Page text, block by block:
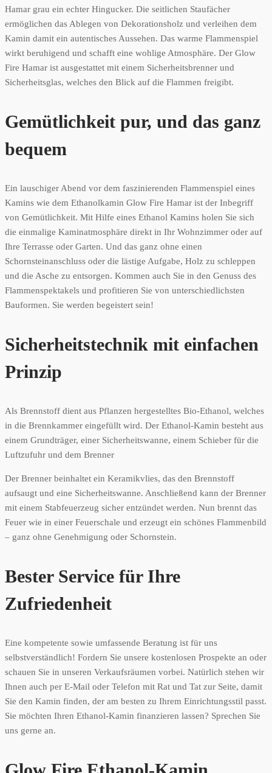
Hamar grau ein echter Hingucker. Die seitlichen Staufächer
ermöglichen das Ablegen von Dekorationsholz und verleihen dem
Kamin damit ein autentisches Aussehen. Das warme Flammenspiel
wirkt beruhigend und schafft eine wohlige Atmosphäre. Der Glow
Fire Hamar ist ausgestattet mit einem Sicherheitsbrenner und
Sicherheitsglas, welches den Blick auf die Flammen freigibt.
Gemütlichkeit pur, und das ganz
bequem
Ein lauschiger Abend vor dem faszinierenden Flammenspiel eines
Kamins wie dem Ethanolkamin Glow Fire Hamar ist der Inbegriff
von Gemütlichkeit. Mit Hilfe eines Ethanol Kamins holen Sie sich
die einmalige Kaminatmosphäre direkt in Ihr Wohnzimmer oder auf
Ihre Terrasse oder Garten. Und das ganz ohne einen
Schornsteinanschluss oder die lästige Aufgabe, Holz zu schleppen
und die Asche zu entsorgen. Kommen auch Sie in den Genuss des
Flammenspektakels und profitieren Sie von unterschiedlichsten
Bauformen. Sie werden begeistert sein!
Sicherheitstechnik mit einfachen
Prinzip
Als Brennstoff dient aus Pflanzen hergestelltes Bio-Ethanol, welches
in die Brennkammer eingefüllt wird. Der Ethanol-Kamin besteht aus
einem Grundträger, einer Sicherheitswanne, einem Schieber für die
Luftzufuhr und dem Brenner
Der Brenner beinhaltet ein Keramikvlies, das den Brennstoff
aufsaugt und eine Sicherheitswanne. Anschließend kann der Brenner
mit einem Stabfeuerzeug sicher entzündet werden. Nun brennt das
Feuer wie in einer Feuerschale und erzeugt ein schönes Flammenbild
– ganz ohne Genehmigung oder Schornstein.
Bester Service für Ihre
Zufriedenheit
Eine kompetente sowie umfassende Beratung ist für uns
selbstverständlich! Fordern Sie unsere kostenlosen Prospekte an oder
schauen Sie in unseren Verkaufsräumen vorbei. Natürlich stehen wir
Ihnen auch per E-Mail oder Telefon mit Rat und Tat zur Seite, damit
Sie den Kamin finden, der am besten zu Ihrem Einrichtungsstil passt.
Sie möchten Ihren Ethanol-Kamin finanzieren lassen? Sprechen Sie
uns gerne an.